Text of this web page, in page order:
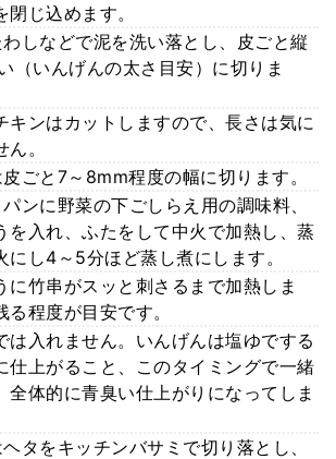
じ込めます。
わしなどで泥を洗い落とし、皮ごと縦
（いんげんの太さ目安）に切りま
キンはカットしますので、長さは気に
。
皮ごと7～8mm程度の幅に切ります。
ンに野菜の下ごしらえ用の調味料、
を入れ、ふたをして中火で加熱し、蒸
にし4～5分ほど蒸し煮にします。
に竹串がスッと刺さるまで加熱しま
程度が目安です。
は入れません。いんげんは塩ゆでする
仕上がること、このタイミングで一緒
全体的に青臭い仕上がりになってしま
タをキッチンバサミで切り落とし、